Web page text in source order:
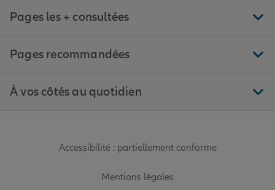
Pages les + consultées
Pages recommandées
À vos côtés au quotidien
Accessibilité : partiellement conforme
Mentions légales